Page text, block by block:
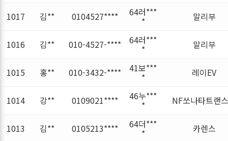
1017 김** 0104527**** 64러***
* 말리부
1016 김** 010-4527-**** 64러***
* 말리부
1015 홍** 010-3432-**** 41보***
* 레이EV
1014 강** 0109021**** 46누***
* NF쏘나타트랜
1013 김** 0105213**** 64더***
* 카렌스